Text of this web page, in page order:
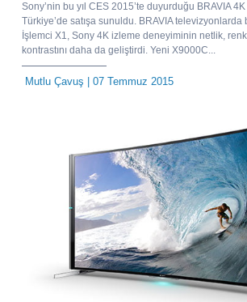
Sony’nin bu yıl CES 2015’te duyurduğu BRAVIA
Türkiye’de satışa sunuldu. BRAVIA
İşlemci X1, Sony 4K izleme deneyiminin netlik,
kontrastını daha da geliştirdi. Yeni X9000C...
Mutlu Çavuş | 07 Temmuz 2015